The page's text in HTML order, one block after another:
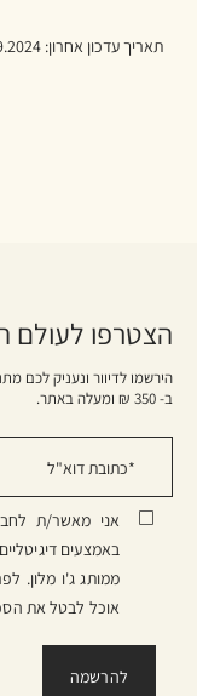
תאריך עדכון אחרון: 03.09.2024
הצטרפו לעולם
הירשמו לדיוור ונעניק לכם
ב- 350 ₪ ומעלה באתר.
אני מאשר/ת
ממותג ג'ו מלון.
אוכל לבטל את